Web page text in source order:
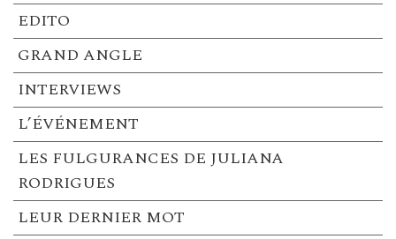
EDITO
GRAND ANGLE
INTERVIEWS
L’ÉVÉNEMENT
LES FULGURANCES DE JULIANA
RODRIGUES
LEUR DERNIER MOT